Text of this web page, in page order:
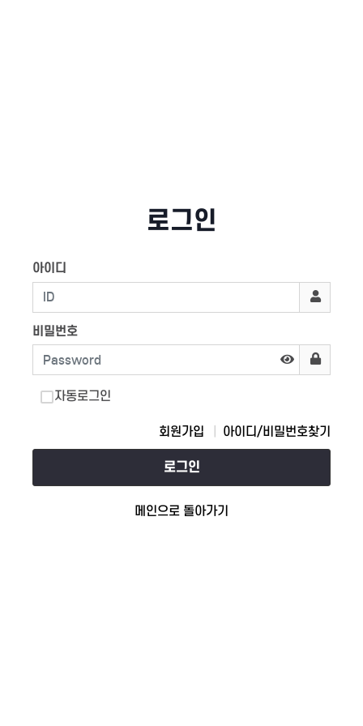
로그인
아이디
비밀번호
자동로그인
회원가입 아이디/비밀번호찾기
로그인
메인으로 돌아가기